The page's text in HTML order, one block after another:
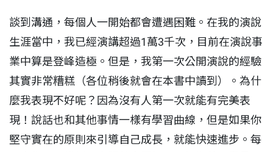
談到溝通，每個人一開始都會遭遇困難。在我的演說
生涯當中，我已經演講超過1萬3千次，目前在演說事
業中算是登峰造極。但是，我第一次公開演說的經驗
其實非常糟糕（各位稍後就會在本書中讀到）。為什
麼我表現不好呢？因為沒有人第一次就能有完美表
現！說話也和其他事情一樣有學習曲線，但是如果你
堅守實在的原則來引導自己成長，就能快速進步。每